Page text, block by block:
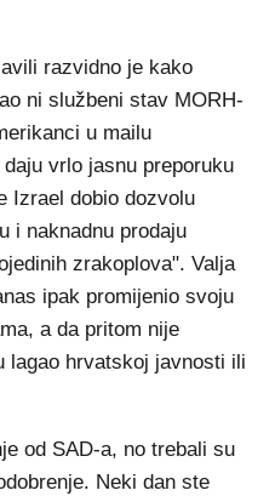
razvidno je kako
ni službeni stav MORH-
u mailu
vrlo jasnu preporuku
Izrael dobio dozvolu
i naknadnu prodaju
zrakoplova". Valja
ipak promijenio svoju
a da pritom nije
lagao hrvatskoj javnosti ili
od SAD-a, no trebali su
Neki dan ste